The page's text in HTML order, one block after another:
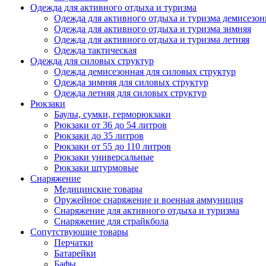
Одежда для активного отдыха и туризма
Одежда для активного отдыха и туризма
Одежда для активного отдыха и туризма зимняя
Одежда для активного отдыха и туризма летняя
Одежда тактическая
Одежда для силовых структур
Одежда демисезонная для силовых структур
Одежда зимняя для силовых структур
Одежда летняя для силовых структур
Рюкзаки
Баулы, сумки, герморюкзаки
Рюкзаки от 36 до 54 литров
Рюкзаки до 35 литров
Рюкзаки от 55 до 110 литров
Рюкзаки универсальные
Рюкзаки штурмовые
Снаряжение
Медицинские товары
Оружейное снаряжение и военная аммуниция
Снаряжение для активного отдыха и туризма
Снаряжение для страйкбола
Сопутствующие товары
Перчатки
Батарейки
Бафы